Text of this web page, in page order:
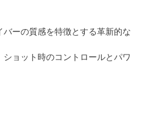
ーの質感を特徴とする革新的な
ョット時のコントロールとパワ